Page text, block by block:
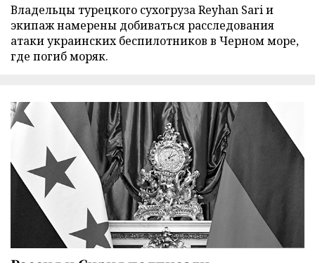
Владельцы турецкого сухогруза Reyhan Sari и
экипаж намерены добиваться расследования
атаки украинских беспилотников в Черном море,
где погиб моряк.